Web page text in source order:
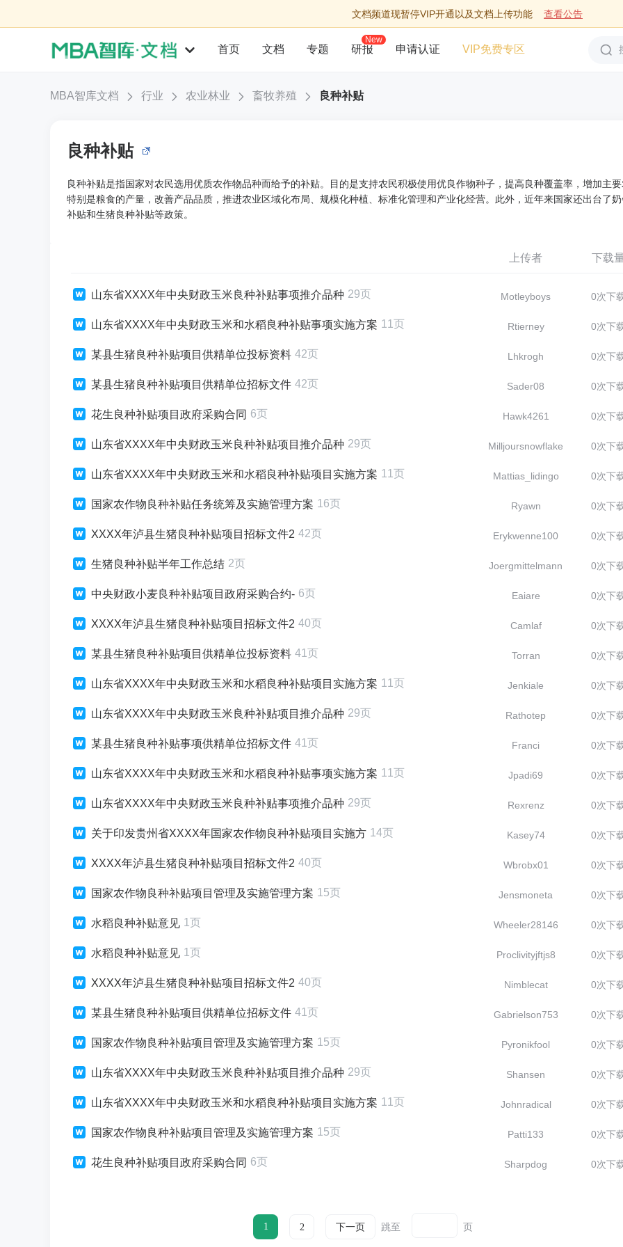
文档频道现暂停VIP开通以及文档上传功能 查看公告
首页 文档 专题 研报
New
申请认证 VIP免费专区
MBA智库文档 行业 农业林业 畜牧养殖 良种补贴
良种补贴
良种补贴是指国家对农民选用优质农作物品种而给予的补贴。目的是支持农民积极使用优良作物种子，提高良种覆盖率，增加主
特别是粮食的产量，改善产品品质，推进农业区域化布局、规模化种植、标准化管理和产业化经营。此外，近年来国家还出台了
补贴和生猪良种补贴等政策。
上传者 下载
山东省XXXX年中央财政玉米良种补贴事项推介品种 29页 Motleyboys 0次下
山东省XXXX年中央财政玉米和水稻良种补贴事项实施方案 11页 Rtierney 0次下
某县生猪良种补贴项目供精单位投标资料 42页 Lhkrogh 0次下
某县生猪良种补贴项目供精单位招标文件 42页 Sader08 0次下
花生良种补贴项目政府采购合同 6页 Hawk4261 0次下
山东省XXXX年中央财政玉米良种补贴项目推介品种 29页 Milljoursnowflake 0次下
山东省XXXX年中央财政玉米和水稻良种补贴项目实施方案 11页 Mattias_lidingo 0次下
国家农作物良种补贴任务统筹及实施管理方案 16页 Ryawn 0次下
XXXX年泸县生猪良种补贴项目招标文件2 42页 Erykwenne100 0次下
生猪良种补贴半年工作总结 2页 Joergmittelmann 0次下
中央财政小麦良种补贴项目政府采购合约- 6页 Eaiare 0次下
XXXX年泸县生猪良种补贴项目招标文件2 40页 Camlaf 0次下
某县生猪良种补贴项目供精单位投标资料 41页 Torran 0次下
山东省XXXX年中央财政玉米和水稻良种补贴项目实施方案 11页 Jenkiale 0次下
山东省XXXX年中央财政玉米良种补贴项目推介品种 29页 Rathotep 0次下
某县生猪良种补贴事项供精单位招标文件 41页 Franci 0次下
山东省XXXX年中央财政玉米和水稻良种补贴事项实施方案 11页 Jpadi69 0次下
山东省XXXX年中央财政玉米良种补贴事项推介品种 29页 Rexrenz 0次下
关于印发贵州省XXXX年国家农作物良种补贴项目实施方 14页 Kasey74 0次下
XXXX年泸县生猪良种补贴项目招标文件2 40页 Wbrobx01 0次下
国家农作物良种补贴项目管理及实施管理方案 15页 Jensmoneta 0次下
水稻良种补贴意见 1页 Wheeler28146 0次下
水稻良种补贴意见 1页 Proclivityjftjs8 0次下
XXXX年泸县生猪良种补贴项目招标文件2 40页 Nimblecat 0次下
某县生猪良种补贴项目供精单位招标文件 41页 Gabrielson753 0次下
国家农作物良种补贴项目管理及实施管理方案 15页 Pyronikfool 0次下
山东省XXXX年中央财政玉米良种补贴项目推介品种 29页 Shansen 0次下
山东省XXXX年中央财政玉米和水稻良种补贴项目实施方案 11页 Johnradical 0次下
国家农作物良种补贴项目管理及实施管理方案 15页 Patti133 0次下
花生良种补贴项目政府采购合同 6页 Sharpdog 0次下
1 2 下一页 跳至 页